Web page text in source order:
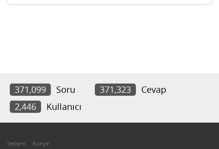
371,099 Soru 371,323
Cevap
2,446
Kullanıcı
İletişim Künye